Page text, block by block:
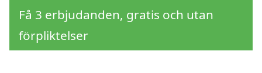
Få 3 erbjudanden, gratis och utan
förpliktelser